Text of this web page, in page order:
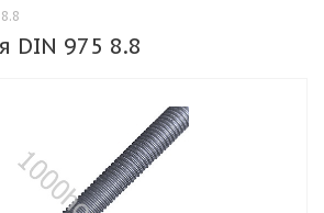
DIN 975 8.8